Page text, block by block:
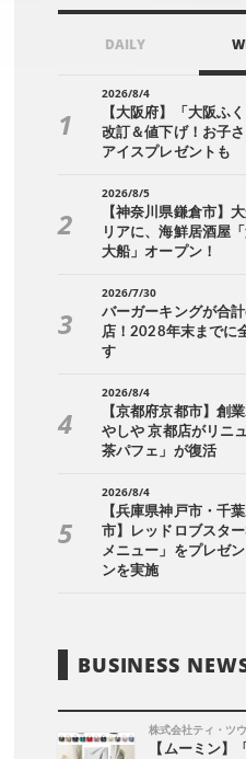
DAILY
2026/8/4
【大阪府】「大阪ふ
改訂＆値下げ！お子
アイスプレゼントも
2026/8/5
【神奈川県鎌倉市】
リアに、海鮮居酒屋
大船」オープン！
2026/7/30
バーガーキングが合
店！2028年末までに
す
2026/8/4
【京都府京都市】創
やしや 京都店がリニ
茶パフェ」が復活
2026/8/4
【兵庫県神戸市・千
市】レッドロブスタ
メニュー」をプレゼ
ンを実施
BUSINESS
株式会社ティ・ツ
【ムーミン】